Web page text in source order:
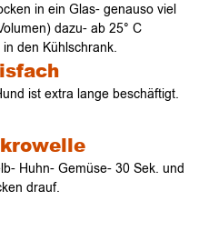
in ein Glas- genauso viel
dazu- ab 25° C
den Kühlschrank.
ist extra lange beschäftigt.
Huhn- Gemüse- 30 Sek. und
drauf.